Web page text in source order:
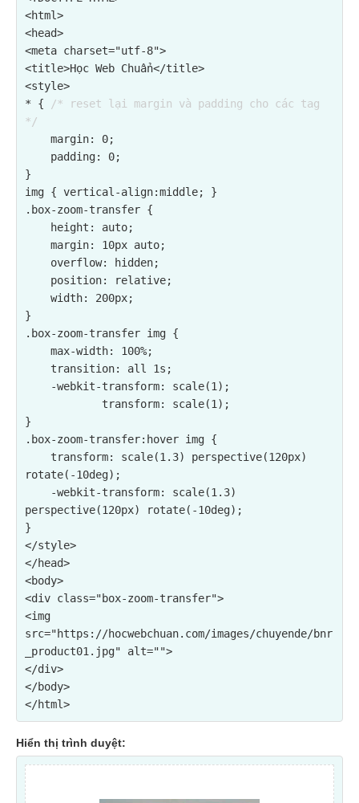
<html>
<head>
<meta charset="utf-8">
<title>Học Web Chuẩn</title>
<style>
* {
/* reset lại margin và padding cho các tag
*/
}
img { vertical-align:middle; }
.box-zoom-transfer {
}
.box-zoom-transfer img {
}
.box-zoom-transfer:hover img {
rotate(-10deg);
perspective(120px) rotate(-10deg);
}
</style>
</head>
<body>
<div class="box-zoom-transfer">
<img
src="https://hocwebchuan.com/images/chuyende/bnr
_product01.jpg" alt="">
</div>
</body>
Hiển thị trình duyệt: